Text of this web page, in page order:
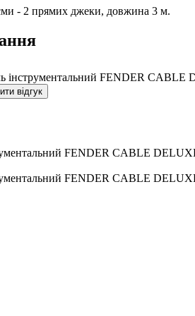
- 2 прямих джеки, довжина 3 м.
інструментальний FENDER
відгук
FENDER CABLE
FENDER CABLE